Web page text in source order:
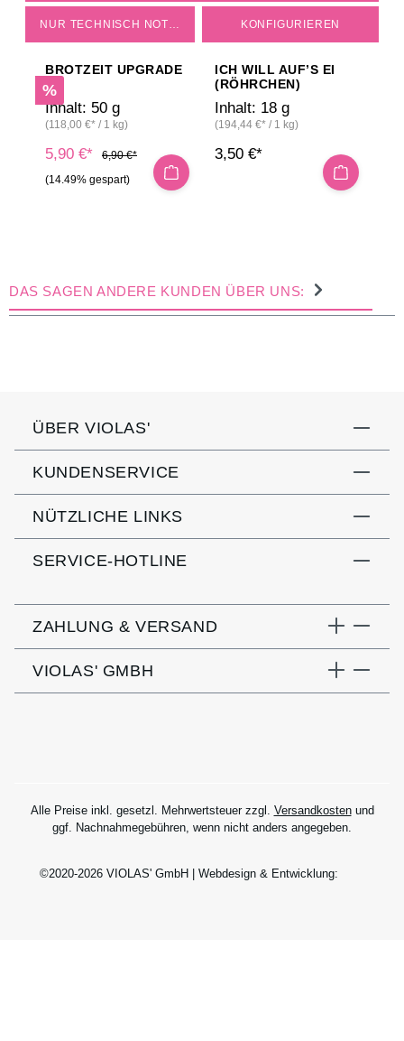
Rabatt
%
BROTZEIT UPGRADE
Inhalt: 50 g
(118,00 €* / 1 kg)
5,90 €*
6,90 €*
(14.49% gespart)
ICH WILL AUF’S EI
(RÖHRCHEN)
Inhalt: 18 g
(194,44 €* / 1 kg)
3,50 €*
DAS SAGEN ANDERE KUNDEN ÜBER UNS:
ÜBER VIOLAS'
KUNDENSERVICE
NÜTZLICHE LINKS
SERVICE-HOTLINE
ZAHLUNG & VERSAND
VIOLAS' GMBH
Alle Preise inkl. gesetzl. Mehrwertsteuer zzgl. Versandkostenund
ggf. Nachnahmegebühren, wenn nicht anders angegeben.
©2020-2026 VIOLAS' GmbH | Webdesign & Entwicklung:
NUR TECHNISCH NOTWENDIGE KONFIGURIEREN